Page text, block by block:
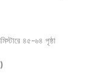
৪৫-৬৪ পৃষ্ঠা